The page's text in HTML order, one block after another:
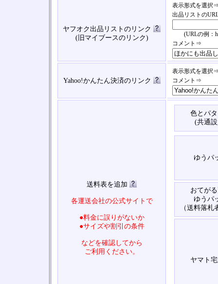
ヤフオク出品リストのリンク
(旧マイブースのリンク)
表示形式を選択
出品リストの
(URLの例：
コメント⇒
Yahoo!かんたん決済のリンク
表示形式を選択
コメント⇒
送料表を追加
各運送会社の公式サイトで
●料金に誤りがないか
●サイズや割引の条件
などを確認してから
ご利用ください。
色とパ
(共通
ゆうパ
おてが
ゆうパ
（送料落札
ヤマト